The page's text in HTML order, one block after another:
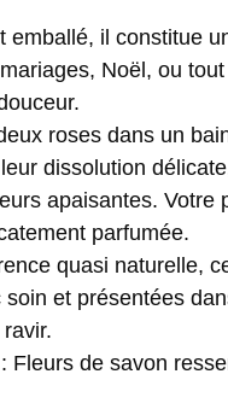
emballé, il constitue
Noël, ou
roses dans un
dissolution
apaisantes. Votre
parfumée.
quasi naturelle,
et présentées
Fleurs de savon